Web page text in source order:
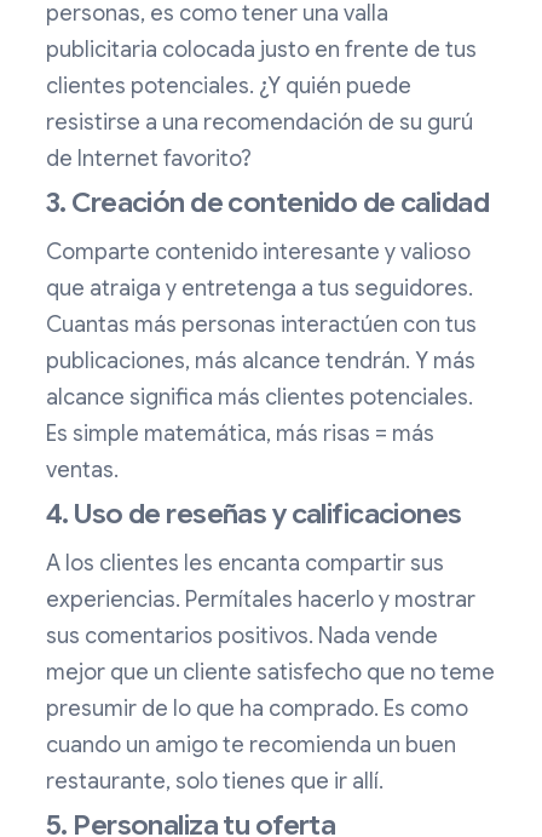
personas, es como tener una valla
publicitaria colocada justo en frente de tus
clientes potenciales. ¿Y quién puede
resistirse a una recomendación de su gurú
de Internet favorito?
3. Creación de contenido de calidad
Comparte contenido interesante y valioso
que atraiga y entretenga a tus seguidores.
Cuantas más personas interactúen con tus
publicaciones, más alcance tendrán. Y más
alcance significa más clientes potenciales.
Es simple matemática, más risas = más
ventas.
4. Uso de reseñas y calificaciones
A los clientes les encanta compartir sus
experiencias. Permítales hacerlo y mostrar
sus comentarios positivos. Nada vende
mejor que un cliente satisfecho que no teme
presumir de lo que ha comprado. Es como
cuando un amigo te recomienda un buen
restaurante, solo tienes que ir allí.
5. Personaliza tu oferta